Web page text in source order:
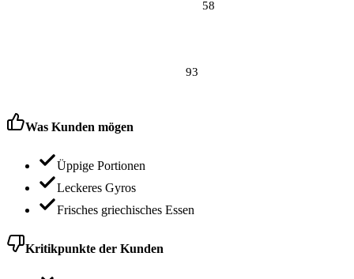
58
93
Was Kunden mögen
Üppige Portionen
Leckeres Gyros
Frisches griechisches Essen
Kritikpunkte der Kunden